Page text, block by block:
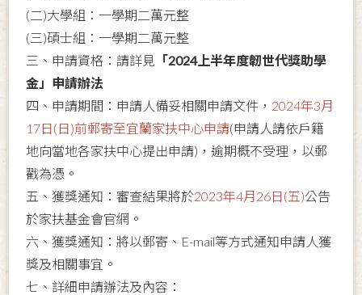
(二)大學組：一學期二萬元整
(三)碩士組：一學期二萬元整
三、申請資格：請詳見
「2024上半年度韌世代獎助學
金」申請辦法
四、申請期間：申請人備妥相關申請文件， 2024年3月
17日(日)前郵寄至宜蘭家扶中心申請(申請人請依戶籍
地向當地各家扶中心提出申請)，逾期概不受理，以郵
戳為憑。
五、獲獎通知：審查結果將於2023年4月26日(五)公告
於家扶基金會官網。
六、獲獎通知：將以郵寄、E-mail等方式通知申請人獲
獎及相關事宜。
七、詳細申請辦法及內容：